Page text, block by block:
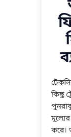
কিছু
করে।